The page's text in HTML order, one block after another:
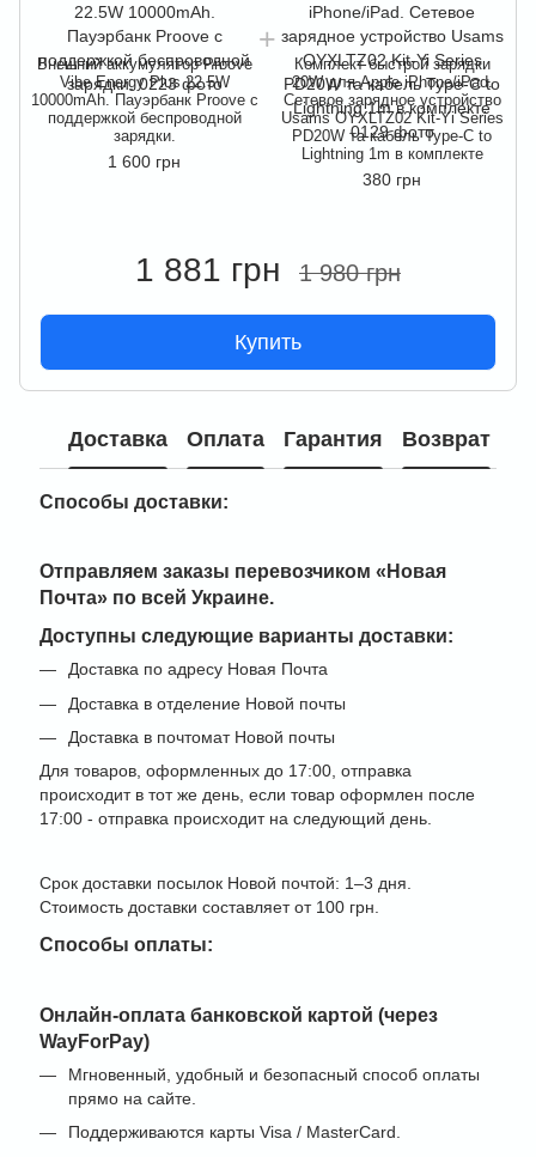
Внешний аккумулятор Proove
Vibe Energy Plus 22.5W
10000mAh. Пауэрбанк Proove с
поддержкой беспроводной
зарядки.
1 600 грн
Комплект быстрой зарядки
20W для Apple iPhone/iPad.
Сетевое зарядное устройство
Usams OYXLTZ02 Kit-Yi Series
PD20W та кабель Type-C to
Lightning 1m в комплекте
380 грн
1 881 грн 1 980 грн
Купить
Доставка Оплата Гарантия Возврат
Способы доставки:
Отправляем заказы перевозчиком «Новая
Почта» по всей Украине.
Доступны следующие варианты доставки:
Доставка по адресу Новая Почта
Доставка в отделение Новой почты
Доставка в почтомат Новой почты
Для товаров, оформленных до 17:00, отправка
происходит в тот же день, если товар оформлен после
17:00 - отправка происходит на следующий день.
Срок доставки посылок Новой почтой: 1–3 дня.
Стоимость доставки составляет от 100 грн.
Способы оплаты:
Онлайн-оплата банковской картой (через
WayForPay)
Мгновенный, удобный и безопасный способ оплаты
прямо на сайте.
Поддерживаются карты Visa / MasterCard.